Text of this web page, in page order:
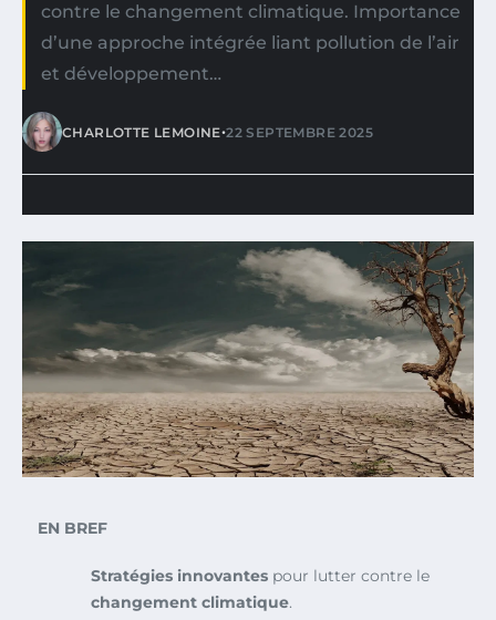
contre le changement climatique. Importance
d’une approche intégrée liant pollution de l’air
et développement…
CHARLOTTE LEMOINE•22 SEPTEMBRE 2025
EN BREF
Stratégies innovantes pour lutter contre le
changement climatique.